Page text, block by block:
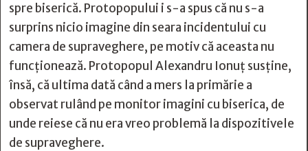
spre biserică. Protopopului i s-a spus că nu s-a
surprins nicio imagine din seara incidentului cu
camera de supraveghere, pe motiv că aceasta nu
funcționează. Protopopul Alexandru Ionuț susține,
însă, că ultima dată când a mers la primărie a
observat rulând pe monitor imagini cu biserica, de
unde reiese că nu era vreo problemă la dispozitivele
de supraveghere.